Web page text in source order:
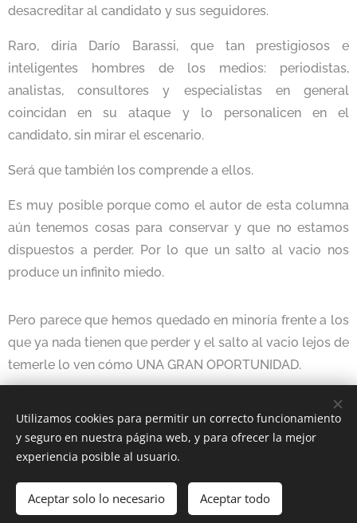
desacreditar al candidato y sus seguidores.
Raro, diría Darío Barassi, que tan prestigiosos e
inteligentes hombres de los medios: periodistas,
analistas, consultores y especialistas en general
coincidan en su ataque y lo personalicen en el
candidato, sin mirar el escenario.
Será que también los comprende a ellos.
Es muy posible porque como el autor de esta columna
aún tenemos cosas para conservar y que no estamos
dispuestos a perder. Por lo que un salto al vacio nos
produce un infinito miedo.
Pero parece que hemos quedado en minoría frente a los
que ya nada tienen que perder y el salto al vacio lejos de
temerle lo ven cómo UNA GRAN OPORTUNIDAD.
Share
Utilizamos cookies para permitir un correcto funcionamiento
y seguro en nuestra página web, y para ofrecer la mejor
experiencia posible al usuario.
Aceptar solo lo necesario Aceptar todo